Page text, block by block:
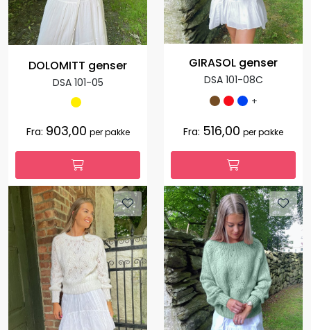
DOLOMITT genser
DSA 101-05
Fra: 903,00 per pakke
GIRASOL genser
DSA 101-08C
+
Fra: 516,00 per pakke